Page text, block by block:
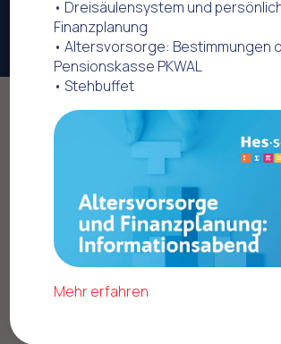
Home Kommerzielle Angebote
Profitieren Sie
attraktiven
indem Sie
werden
• Dreisäulensystem und
Finanzplanung
• Altersvorsorge: Bestimmungen
Pensionskasse PKWAL
• Stehbuffet
Mehr erfahren